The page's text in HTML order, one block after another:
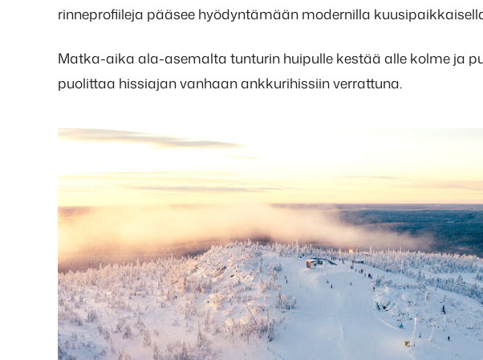
rinneprofiileja pääsee hyödyntämään modernilla
Matka-aika ala-asemalta tunturin huipulle kestää alle kolme ja
puolittaa hissiajan vanhaan ankkurihissiin verrattuna.